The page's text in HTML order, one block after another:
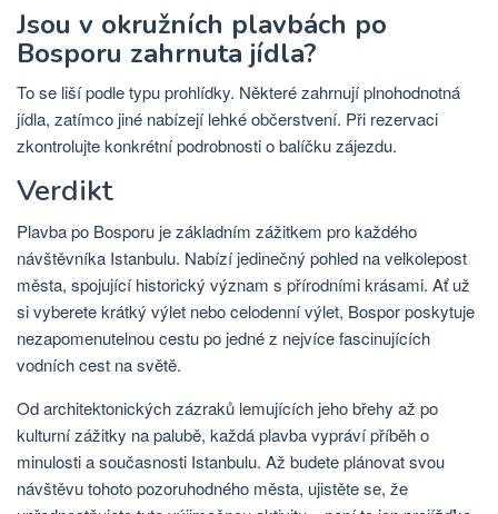
Jsou v okružních plavbách po
Bosporu zahrnuta jídla?
To se liší podle typu prohlídky. Některé zahrnují plnohodnotná
jídla, zatímco jiné nabízejí lehké občerstvení. Při rezervaci
zkontrolujte konkrétní podrobnosti o balíčku zájezdu.
Verdikt
Plavba po Bosporu je základním zážitkem pro každého
návštěvníka Istanbulu. Nabízí jedinečný pohled na velkolepost
města, spojující historický význam s přírodními krásami. Ať už
si vyberete krátký výlet nebo celodenní výlet, Bospor poskytuje
nezapomenutelnou cestu po jedné z nejvíce fascinujících
vodních cest na světě.
Od architektonických zázraků lemujících jeho břehy až po
kulturní zážitky na palubě, každá plavba vypráví příběh o
minulosti a současnosti Istanbulu. Až budete plánovat svou
návštěvu tohoto pozoruhodného města, ujistěte se, že